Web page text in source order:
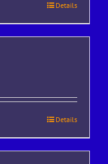
Details
Details